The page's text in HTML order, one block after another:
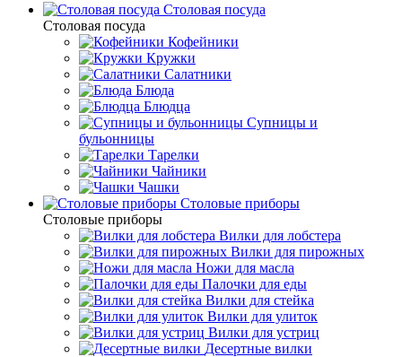
Столовая посуда
Столовая посуда
Кофейники
Кружки
Салатники
Блюда
Блюдца
Супницы и
бульонницы
Тарелки
Чайники
Чашки
Cтоловые приборы
Cтоловые приборы
Вилки для лобстера
Вилки для пирожных
Ножи для масла
Палочки для еды
Вилки для стейка
Вилки для улиток
Вилки для устриц
Десертные вилки